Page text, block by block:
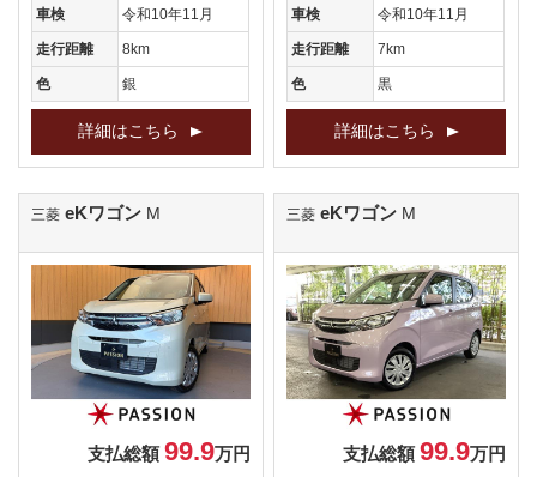
車検 令和10年11月
走行距離 8km
色 銀
詳細はこちら
車検 令和10年11月
走行距離 7km
色 黒
詳細はこちら
三菱 eKワゴン M
支払総額99.9万円
三菱 eKワゴン M
支払総額99.9万円